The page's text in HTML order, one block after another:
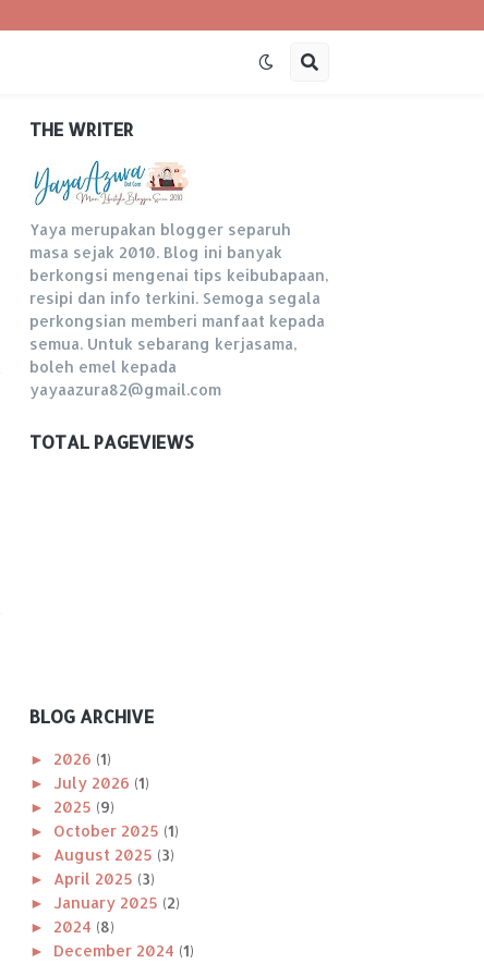
THE WRITER
Yaya merupakan blogger separuh
masa sejak 2010. Blog ini banyak
berkongsi mengenai tips keibubapaan,
resipi dan info terkini. Semoga segala
perkongsian memberi manfaat kepada
semua. Untuk sebarang kerjasama,
boleh emel kepada
yayaazura82@gmail.com
TOTAL PAGEVIEWS
BLOG ARCHIVE
► 2026 (1)
► July 2026 (1)
► 2025 (9)
► October 2025 (1)
► August 2025 (3)
► April 2025 (3)
► January 2025 (2)
► 2024 (8)
► December 2024 (1)